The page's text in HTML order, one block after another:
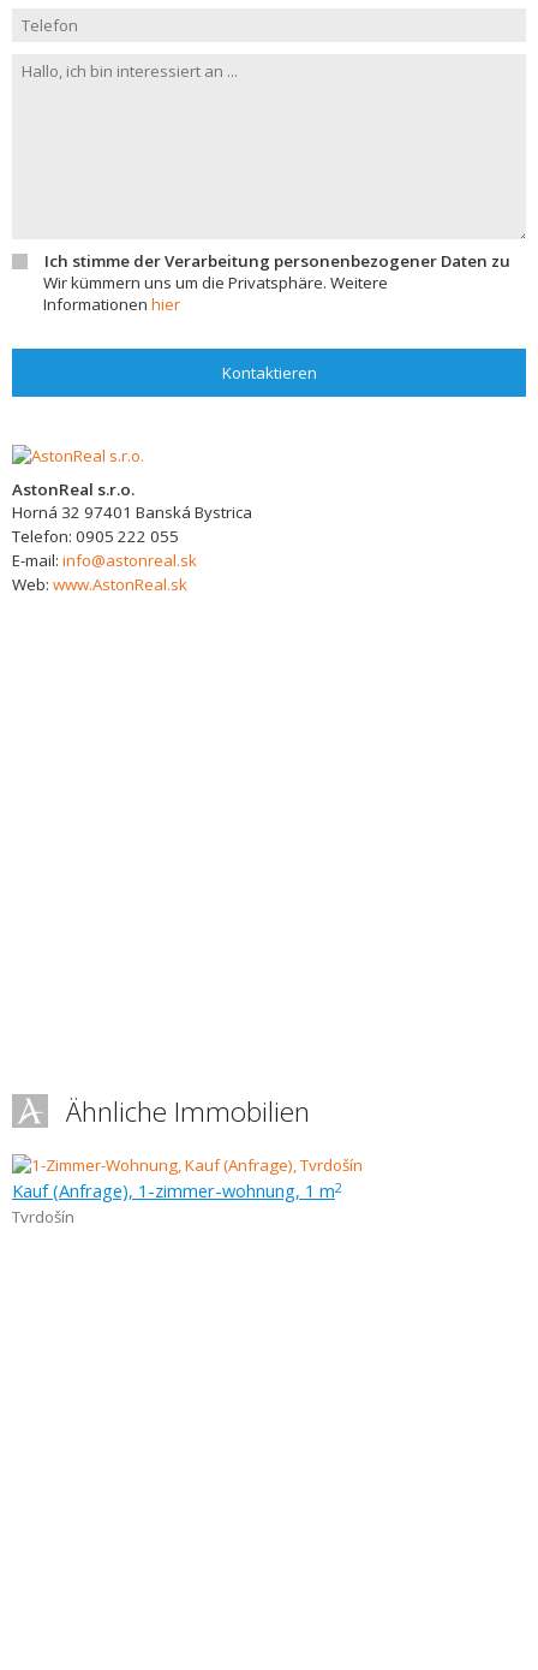
Ich stimme der Verarbeitung personenbezogener Daten zu
Wir kümmern uns um die Privatsphäre. Weitere
Informationen hier
Kontaktieren
AstonReal s.r.o.
Horná 32 97401 Banská Bystrica
Telefon: 0905 222 055
E-mail: info@astonreal.sk
Web: www.AstonReal.sk
Ähnliche Immobilien
Kauf (Anfrage), 1-zimmer-wohnung, 1 m2
Tvrdošín